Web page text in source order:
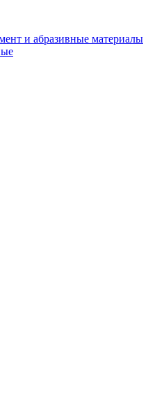
и абразивные материалы